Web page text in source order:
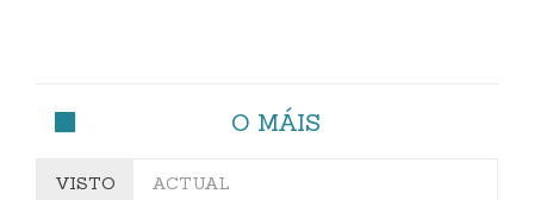
O MÁIS
VISTO ACTUAL